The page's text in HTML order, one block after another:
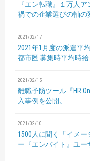
『エン転職』１万人ア
禍での企業選びの軸の
2021/02/17
2021年1月度の派遣平
都市圏 募集時平均時給
2021/02/15
離職予防ツール『HR
入事例を公開。
2021/02/10
1500人に聞く「イメ
ー『エンバイト』ユー